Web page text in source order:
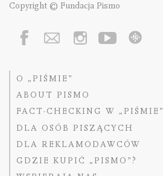
Copyright © Fundacja Pismo
O „PIŚMIE”
ABOUT PISMO
FACT-CHECKING W „PIŚMIE”
DLA OSÓB PISZĄCYCH
DLA REKLAMODAWCÓW
GDZIE KUPIĆ „PISMO”?